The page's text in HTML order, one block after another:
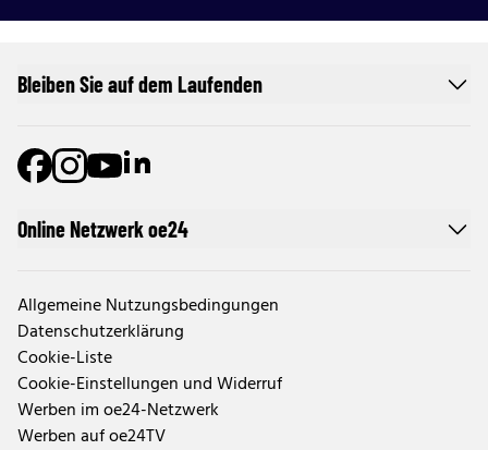
Online Netzwerk oe24
Allgemeine Nutzungsbedingungen
Datenschutzerklärung
Cookie-Liste
Cookie-Einstellungen und Widerruf
Werben im oe24-Netzwerk
Werben auf oe24TV
Bleiben Sie auf dem Laufenden